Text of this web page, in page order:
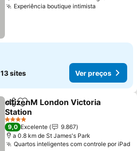
Experiência boutique intimista
13 sites Ver preços
PartilharAdicionar aos favoritos
citizenM London Victoria
Station
Ver preços
4 Estrelas
9,0 Excelente
9.867
a 0.8 km de St James's Park
Quartos inteligentes com controle por iPad